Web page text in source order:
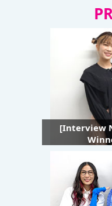
[Interview